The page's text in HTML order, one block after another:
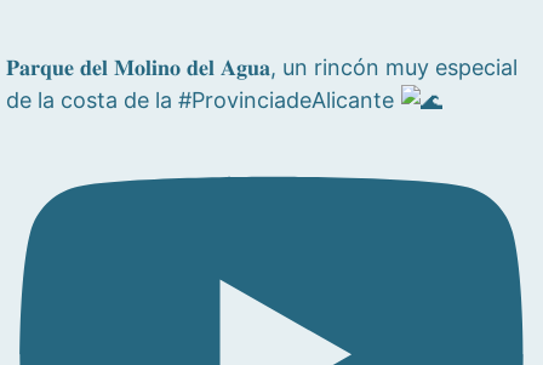
𝐏𝐚𝐫𝐪𝐮𝐞 𝐝𝐞𝐥 𝐌𝐨𝐥𝐢𝐧𝐨 𝐝𝐞𝐥 𝐀𝐠𝐮𝐚, un rincón muy especial
de la costa de la #ProvinciadeAlicante